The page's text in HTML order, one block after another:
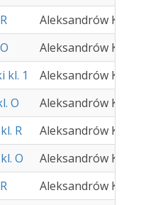
Aleksandrów Kujawski
Aleksandrów Kujawski
kl. 1
Aleksandrów Kujawski
O
Aleksandrów Kujawski
R
Aleksandrów Kujawski
O
Aleksandrów Kujawski
Aleksandrów Kujawski